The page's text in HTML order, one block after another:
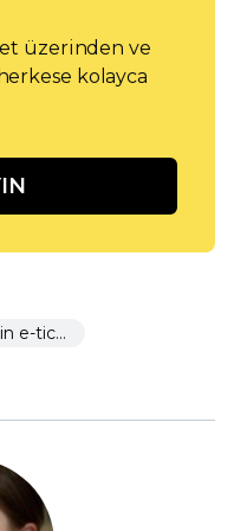
üzerinden ve
kolayca
Restoranlar için e-ticaret